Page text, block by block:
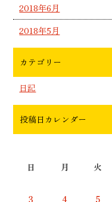
2018年6月
2018年5月
カテゴリー
日記
投稿日カレンダー
日
月 火
3
4 5